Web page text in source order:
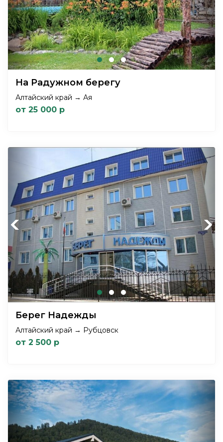
На Радужном берегу
Алтайский край → Ая
от 25 000 р
Previous Next
Берег Надежды
Алтайский край → Рубцовск
от 2 500 р